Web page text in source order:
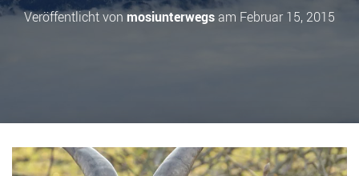
M
E
Veröffentlicht vonmosiunterwegsam Februar 15, 2015